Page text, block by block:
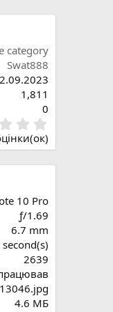
category
Swat888
1,811
0
0
р
10 Pro
ƒ/1.69
6.7 mm
2639
4.6 MБ